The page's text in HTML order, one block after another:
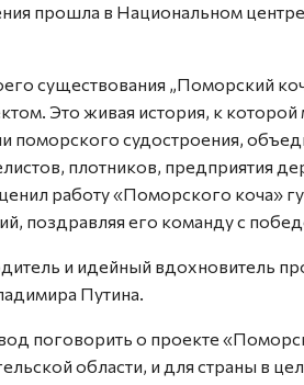
прошла в Национальном
существования „Поморский
Это живая история, к
поморского судостроения,
плотников, предприятия
работу «Поморского коча»
поздравляя его команду с
и идейный вдохновитель
Путина.
поговорить о проекте
области, и для страны в